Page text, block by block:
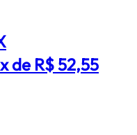
de R$ 52,55